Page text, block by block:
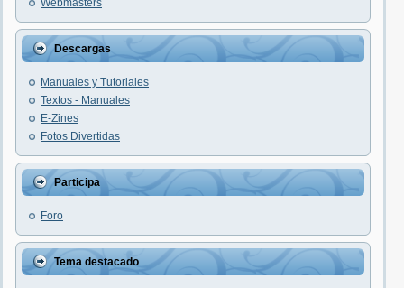
Webmasters
Descargas
Manuales y Tutoriales
Textos - Manuales
E-Zines
Fotos Divertidas
Participa
Foro
Tema destacado